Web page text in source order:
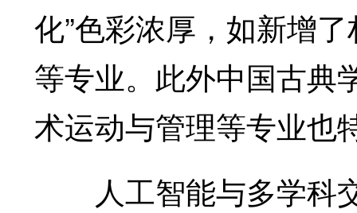
化”色彩浓厚，如新增
等专业。此外中国古典
术运动与管理等专业也
人工智能与多学科交